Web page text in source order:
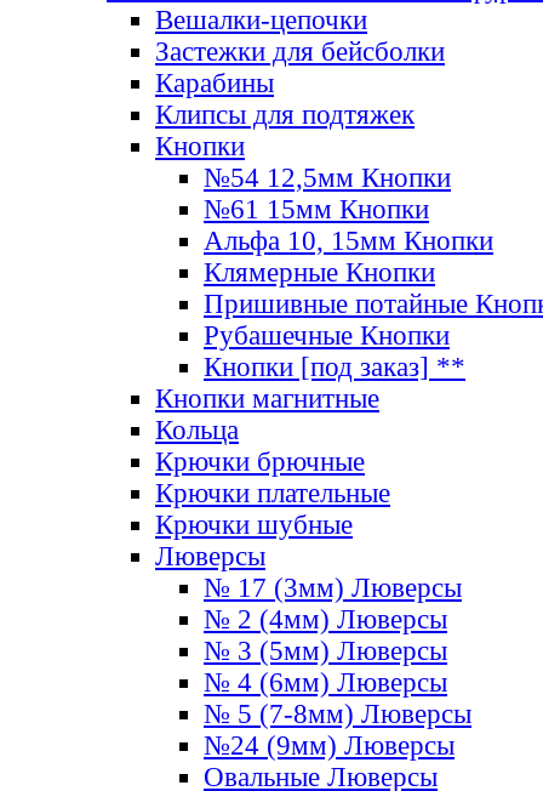
Вешалки-цепочки
Застежки для бейсболки
Карабины
Клипсы для подтяжек
Кнопки
№54 12,5мм Кнопки
№61 15мм Кнопки
Альфа 10, 15мм Кнопки
Клямерные Кнопки
Пришивные потайные
Рубашечные Кнопки
Кнопки [под заказ] **
Кнопки магнитные
Кольца
Крючки брючные
Крючки плательные
Крючки шубные
Люверсы
№ 17 (3мм) Люверсы
№ 2 (4мм) Люверсы
№ 3 (5мм) Люверсы
№ 4 (6мм) Люверсы
№ 5 (7-8мм) Люверсы
№24 (9мм) Люверсы
Овальные Люверсы